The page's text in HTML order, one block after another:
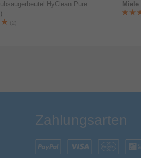
HyClean Pure
(2)
Miele
Zahlungsarten